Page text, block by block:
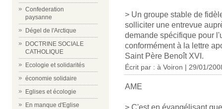
Confederation
paysanne
Dégel de l'Arctique
DOCTRINE SOCIALE
CATHOLIQUE
Ecologie et solidarités
économie solidaire
Eglises et écologie
En manque d'Eglise
> Un groupe stable de
solliciter une entrevue
demande spécifique pour
conformément à la lettre
Saint Père Benoît XVI.
Écrit par : à Voiron | 29/01/
AME
> C'est en évangélisant